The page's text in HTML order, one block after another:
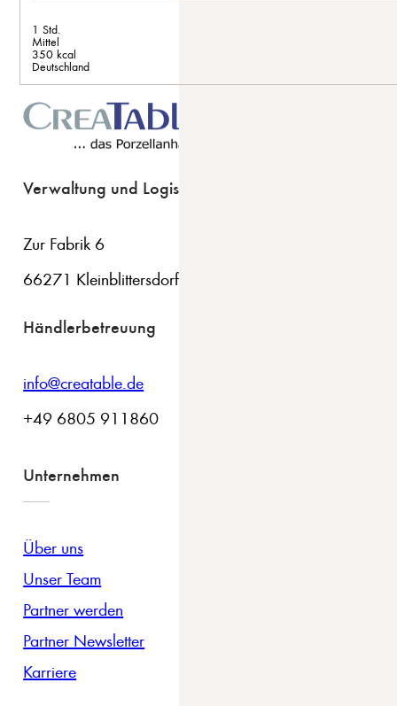
1 Std.
Mittel
350 kcal
Deutschland
Verwaltung und Logistik
Zur Fabrik 6
66271 Kleinblittersdorf
Händlerbetreuung
info@creatable.de
+49 6805 911860
Unternehmen
Über uns
Unser Team
Partner werden
Partner Newsletter
Karriere